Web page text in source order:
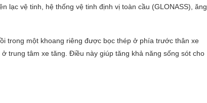
lạc vệ tinh, hệ thống vệ tinh định vị toàn cầu (GLONASS), ăng
trong một khoang riêng được bọc thép ở phía trước thân xe
trung tâm xe tăng. Điều này giúp tăng khả năng sống sót cho